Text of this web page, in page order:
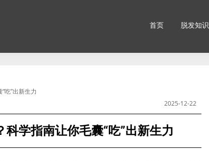
首页 脱发知识
吃”出新生力
2025-12-22
学指南让你毛囊“吃”出新生力